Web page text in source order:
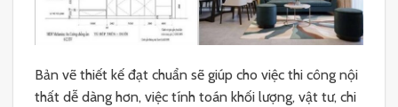
Bản vẽ thiết kế đạt chuẩn sẽ giúp cho việc thi công nội
thất dễ dàng hơn, việc tính toán khối lượng, vật tư, chi